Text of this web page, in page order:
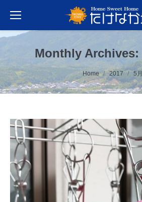
Monthly Archives:
You are here: Home 2017 5月